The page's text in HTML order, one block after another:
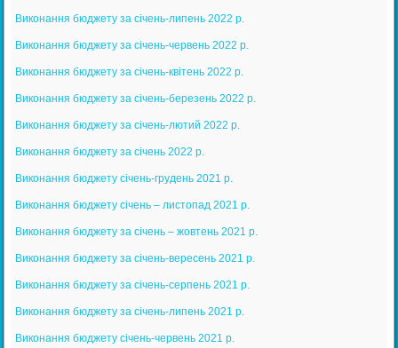
Виконання бюджету за січень-липень 2022 р.
Виконання бюджету за січень-червень 2022 р.
Виконання бюджету за січень-квітень 2022 р.
Виконання бюджету за січень-березень 2022 р.
Виконання бюджету за січень-лютий 2022 р.
Виконання бюджету за січень 2022 р.
Виконання бюджету січень-грудень 2021 р.
Виконання бюджету січень – листопад 2021 р.
Виконання бюджету за січень – жовтень 2021 р.
Виконання бюджету за січень-вересень 2021 р.
Виконання бюджету за січень-серпень 2021 р.
Виконання бюджету за січень-липень 2021 р.
Виконання бюджету січень-червень 2021 р.